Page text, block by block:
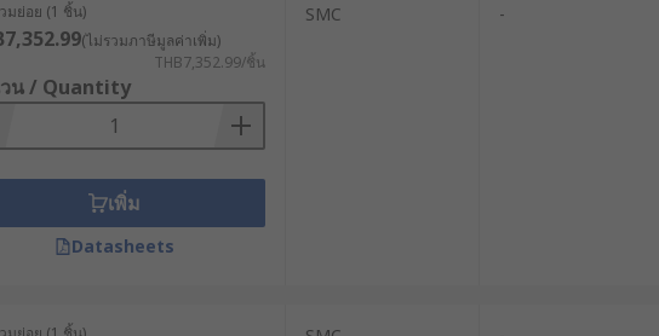
อบการทำงานจากข้อมูลสินค้าอย่างละเอียด
ริง หากเลือกสั้นเกินไปอาจไม่สามารถทำงานได้เต็ม
บต้องการเคลื่อนที่ช้าแต่แม่นยำ เช่น อุปกรณ์ปรับ
ที่ต้องการแรงดันต่ำ ส่วนระบบ 24V หรือแรงดันสูง
ที่ราคาเหมาะสม ควรพิจารณาร่วมกับแรงขับ
มย่อย (1 ชิ้น)
(ไม่รวมภาษีมูลค่าเพิ่ม)
THB7,352.99/ชิ้น
น / Quantity
เพิ่ม
Datasheets
SMC -